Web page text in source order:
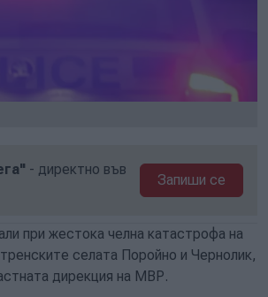
- директно във
Запиши се
при жестока челна катастрофа на
селата Поройно и Чернолик,
дирекция на МВР.